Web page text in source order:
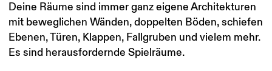
Deine Räume sind immer ganz eigene Architekturen
mit beweglichen Wänden, doppelten Böden, schiefen
Ebenen, Türen, Klappen, Fallgruben und vielem mehr.
Es sind herausfordernde Spielräume.